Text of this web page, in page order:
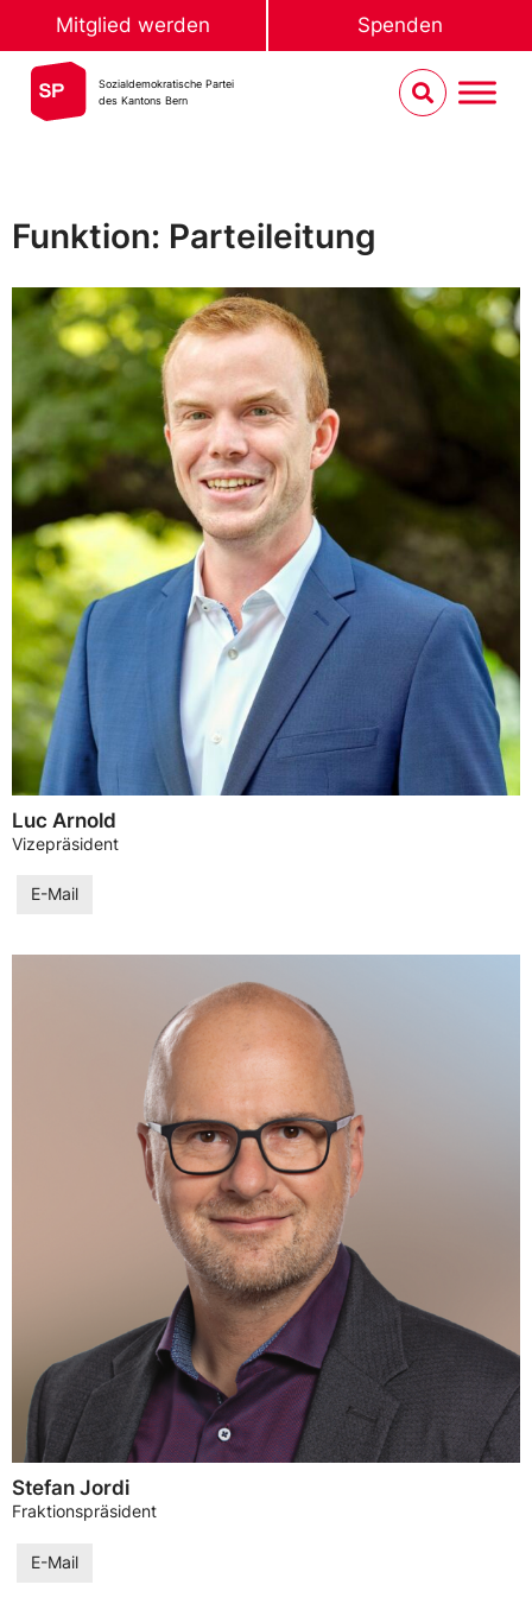
Mitglied werden Spenden
Sozialdemokratische Partei
des Kantons Bern
Funktion: Parteileitung
Luc Arnold
Vizepräsident
E-Mail
Stefan Jordi
Fraktionspräsident
E-Mail